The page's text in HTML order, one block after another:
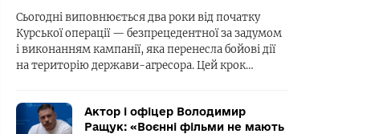
Сьогодні виповнюється два роки від початку
Курської операції — безпрецедентної за задумом
і виконанням кампанії, яка перенесла бойові дії
на територію держави-агресора. Цей крок…
Актор і офіцер Володимир
Ращук: «Воєнні фільми не мають